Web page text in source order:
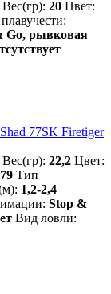
Вес(гр): 20 Цвет:
Go, рывковая
77SK Firetiger
Вес(гр): 22,2 Цвет:
Тип
1,2-2,4
Stop &
Вид ловли: